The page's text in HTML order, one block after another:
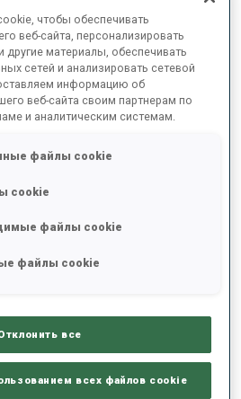
ЗНАЧЕНИЕ
ОТ ЛИДЕРА
чтобы обеспечивать
веб-сайта, персонализировать
материалы, обеспечивать
сетей и анализировать сетевой
информацию об
веб-сайта своим партнерам по
и аналитическим системам.
файлы cookie
cookie
файлы cookie
файлы cookie
все
всех файлов cookie